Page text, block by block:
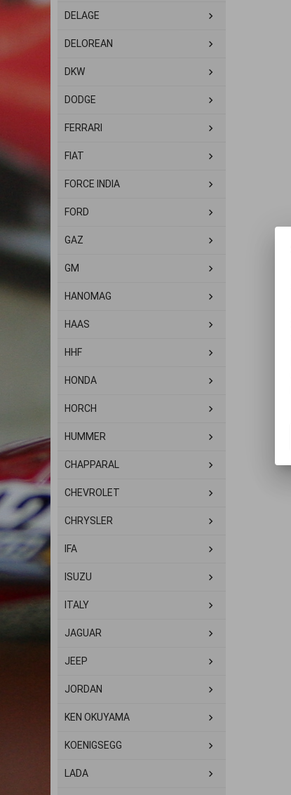
DELAGE
DELOREAN
DKW
DODGE
FERRARI
FIAT
FORCE INDIA
FORD
GAZ
GM
HANOMAG
HAAS
HHF
HONDA
HORCH
HUMMER
CHAPPARAL
CHEVROLET
CHRYSLER
IFA
ISUZU
ITALY
JAGUAR
JEEP
JORDAN
KEN OKUYAMA
KOENIGSEGG
LADA